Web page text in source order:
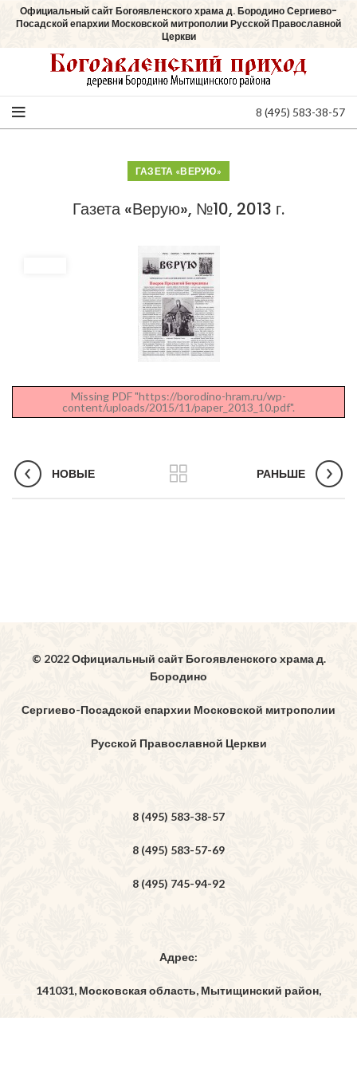
Официальный сайт Богоявленского храма д. Бородино Сергиево-
Посадской епархии Московской митрополии Русской Православной
Церкви
8 (495) 583-38-57
ГАЗЕТА «ВЕРУЮ»
Газета «Верую», №10, 2013 г.
Missing PDF "https://borodino-hram.ru/wp-
content/uploads/2015/11/paper_2013_10.pdf".
НОВЫЕ РАНЬШЕ
© 2022 Официальный сайт Богоявленского храма д.
Бородино
Сергиево-Посадской епархии Московской митрополии
Русской Православной Церкви
8 (495) 583-38-57
8 (495) 583-57-69
8 (495) 745-94-92
Адрес:
141031, Московская область, Мытищинский район,